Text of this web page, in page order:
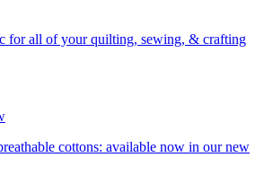
for all of your quilting, sewing, & crafting
cottons: available now in our new